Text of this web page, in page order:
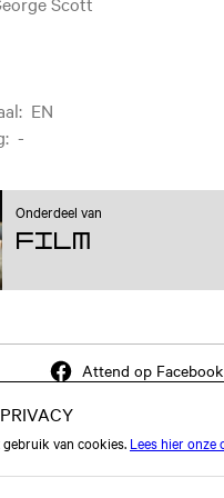
: EN
: -
Onderdeel van
Film
Attend op Facebook